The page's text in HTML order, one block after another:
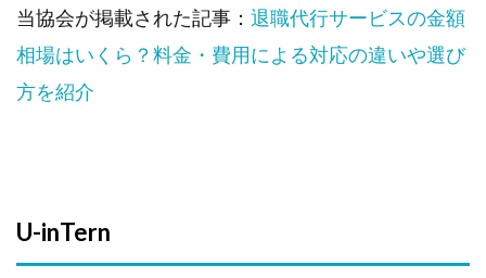
UT-
Board
5.
不動
当協会が掲載された記事： 退職代行サービスの金額
相場はいくら？料金・費用による対応の違いや選び
方を紹介
U-inTern